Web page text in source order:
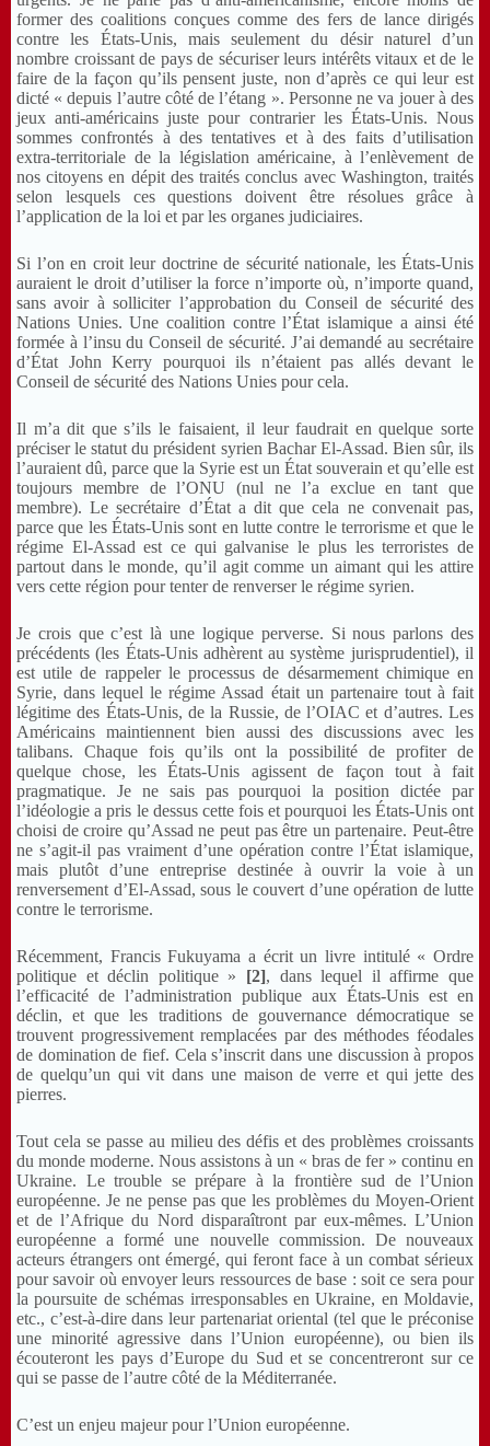
former des coalitions conçues comme des fers de lance dirigés
contre les États-Unis, mais seulement du désir naturel d’un
nombre croissant de pays de sécuriser leurs intérêts vitaux et de le
faire de la façon qu’ils pensent juste, non d’après ce qui leur est
dicté « depuis l’autre côté de l’étang ». Personne ne va jouer à des
jeux anti-américains juste pour contrarier les États-Unis. Nous
sommes confrontés à des tentatives et à des faits d’utilisation
extra-territoriale de la législation américaine, à l’enlèvement de
nos citoyens en dépit des traités conclus avec Washington, traités
selon lesquels ces questions doivent être résolues grâce à
l’application de la loi et par les organes judiciaires.
Si l’on en croit leur doctrine de sécurité nationale, les États-Unis
auraient le droit d’utiliser la force n’importe où, n’importe quand,
sans avoir à solliciter l’approbation du Conseil de sécurité des
Nations Unies. Une coalition contre l’État islamique a ainsi été
formée à l’insu du Conseil de sécurité. J’ai demandé au secrétaire
d’État John Kerry pourquoi ils n’étaient pas allés devant le
Conseil de sécurité des Nations Unies pour cela.
Il m’a dit que s’ils le faisaient, il leur faudrait en quelque sorte
préciser le statut du président syrien Bachar El-Assad. Bien sûr, ils
l’auraient dû, parce que la Syrie est un État souverain et qu’elle est
toujours membre de l’ONU (nul ne l’a exclue en tant que
membre). Le secrétaire d’État a dit que cela ne convenait pas,
parce que les États-Unis sont en lutte contre le terrorisme et que le
régime El-Assad est ce qui galvanise le plus les terroristes de
partout dans le monde, qu’il agit comme un aimant qui les attire
vers cette région pour tenter de renverser le régime syrien.
Je crois que c’est là une logique perverse. Si nous parlons des
précédents (les États-Unis adhèrent au système jurisprudentiel), il
est utile de rappeler le processus de désarmement chimique en
Syrie, dans lequel le régime Assad était un partenaire tout à fait
légitime des États-Unis, de la Russie, de l’OIAC et d’autres. Les
Américains maintiennent bien aussi des discussions avec les
talibans. Chaque fois qu’ils ont la possibilité de profiter de
quelque chose, les États-Unis agissent de façon tout à fait
pragmatique. Je ne sais pas pourquoi la position dictée par
l’idéologie a pris le dessus cette fois et pourquoi les États-Unis ont
choisi de croire qu’Assad ne peut pas être un partenaire. Peut-être
ne s’agit-il pas vraiment d’une opération contre l’État islamique,
mais plutôt d’une entreprise destinée à ouvrir la voie à un
renversement d’El-Assad, sous le couvert d’une opération de lutte
contre le terrorisme.
Récemment, Francis Fukuyama a écrit un livre intitulé « Ordre
politique et déclin politique » [2], dans lequel il affirme que
l’efficacité de l’administration publique aux États-Unis est en
déclin, et que les traditions de gouvernance démocratique se
trouvent progressivement remplacées par des méthodes féodales
de domination de fief. Cela s’inscrit dans une discussion à propos
de quelqu’un qui vit dans une maison de verre et qui jette des
pierres.
Tout cela se passe au milieu des défis et des problèmes croissants
du monde moderne. Nous assistons à un « bras de fer » continu en
Ukraine. Le trouble se prépare à la frontière sud de l’Union
européenne. Je ne pense pas que les problèmes du Moyen-Orient
et de l’Afrique du Nord disparaîtront par eux-mêmes. L’Union
européenne a formé une nouvelle commission. De nouveaux
acteurs étrangers ont émergé, qui feront face à un combat sérieux
pour savoir où envoyer leurs ressources de base : soit ce sera pour
la poursuite de schémas irresponsables en Ukraine, en Moldavie,
etc., c’est-à-dire dans leur partenariat oriental (tel que le préconise
une minorité agressive dans l’Union européenne), ou bien ils
écouteront les pays d’Europe du Sud et se concentreront sur ce
qui se passe de l’autre côté de la Méditerranée.
C’est un enjeu majeur pour l’Union européenne.